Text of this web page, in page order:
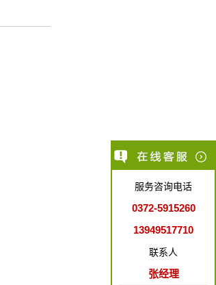
服务咨询电话
0372-5915260
13949517710
联系人
张经理